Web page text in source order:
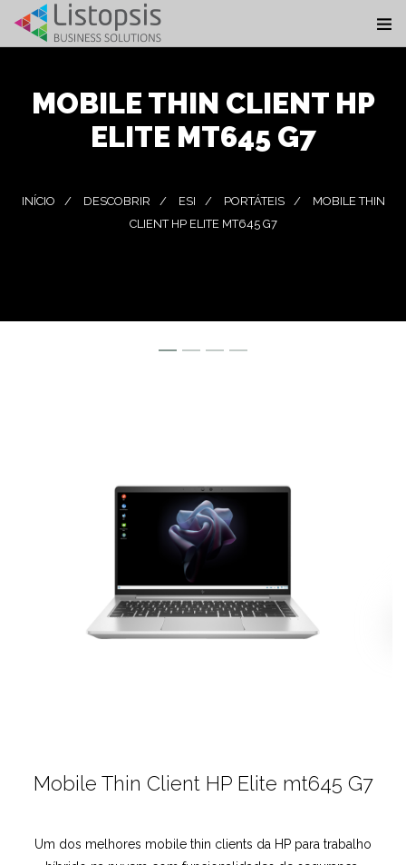
MOBILE THIN CLIENT HP
ELITE MT645 G7
INÍCIO DESCOBRIR ESI PORTÁTEIS
MOBILE THIN
CLIENT HP ELITE MT645 G7
Mobile Thin Client HP Elite mt645 G7
Um dos melhores mobile thin clients da HP para trabalho